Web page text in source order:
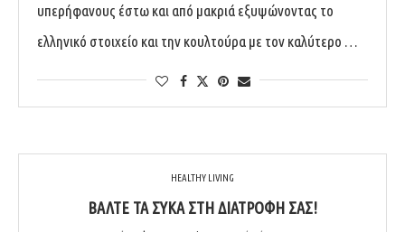
υπερήφανους έστω και από μακριά εξυψώνοντας το
ελληνικό στοιχείο και την κουλτούρα με τον καλύτερο …
HEALTHY LIVING
ΒΆΛΤΕ ΤΑ ΣΎΚΑ ΣΤΗ ΔΙΑΤΡΟΦΉ ΣΑΣ!